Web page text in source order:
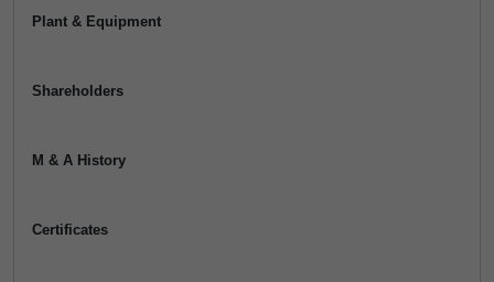
Plant & Equipment
Shareholders
M & A History
Certificates